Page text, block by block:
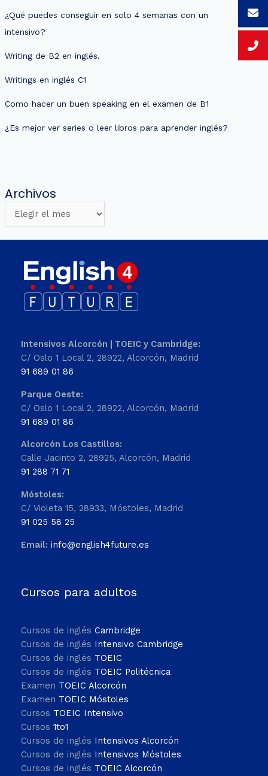
¿Qué puedes conseguir en solo 4 semanas con un
intensivo?
Writing de B2 en inglés.
Writings en inglés C1
Como hacer un buen speaking en el examen de B1
¿Es mejor ver series o leer libros para aprender inglés?
Archivos
Intensivos Alcorcón | TOEIC y Cambridge:
C/ Oslo 1 Local 2, 28922, Alcorcón, Madrid
91 689 01 86
Parque Oeste:
C/ Oslo 1 Local 2, 28922, Alcorcón, Madrid
91 689 01 86
Alcorcón Los Castillos:
Calle Jacinto 2, 28925, Alcorcón, Madrid
91 288 71 71
Móstoles:
C/ Violeta 15, 28933, Móstoles, Madrid
91 025 58 25
Email: info@english4future.es
Cursos para adultos
Cursos de inglés Cambridge
Cursos de inglés Intensivo Cambridge
Cursos de inglés TOEIC
Cursos de inglés TOEIC Politécnica
Examen TOEIC Alcorcón
Examen TOEIC Móstoles
Cursos TOEIC Intensivo
Cursos 1to1
Cursos de inglés Intensivos Alcorcón
Cursos de inglés Intensivos Móstoles
Cursos de inglés TOEIC Alcorcón